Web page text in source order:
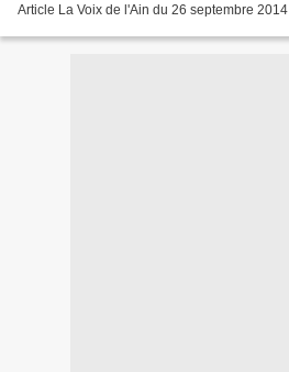
Article La Voix de l'Ain du 26 septembre 2014